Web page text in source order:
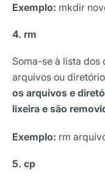
Exemplo: mkdir
4. rm
Soma-se à lista dos
arquivos ou
os arquivos e
lixeira e são
Exemplo: rm
5. cp